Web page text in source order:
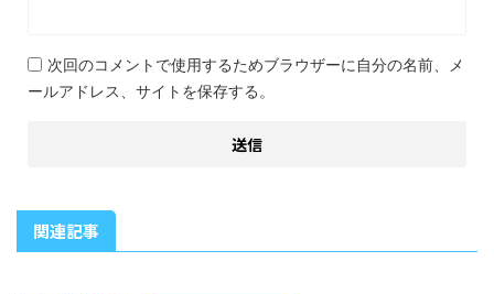
次回のコメントで使用するためブラウザーに自分の名前、メ
ールアドレス、サイトを保存する。
関連記事